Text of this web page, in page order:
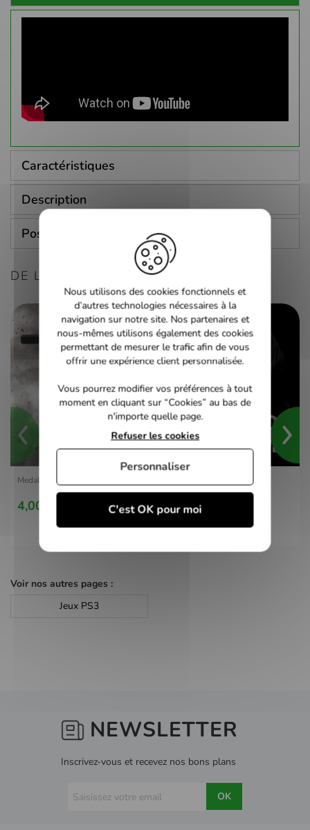
Caractéristiques
Description
Poser une question
DE LA MÊME CONSOLE
Medal of Honor - PS3
4,00 €
Voir nos autres pages :
Jeux PS3
NEWSLETTER
Inscrivez-vous et recevez nos bons plans
OK
Nous utilisons des cookies fonctionnels et
d’autres technologies nécessaires à la
navigation sur notre site. Nos partenaires et
nous-mêmes utilisons également des cookies
permettant de mesurer le trafic afin de vous
offrir une expérience client personnalisée.
Vous pourrez modifier vos préférences à tout
moment en cliquant sur “Cookies” au bas de
n'importe quelle page.
C'est OK pour moi
Refuser les cookies
Personnaliser